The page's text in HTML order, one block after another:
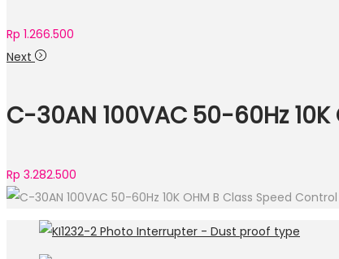
Rp 1.266.500
Next
C-30AN 100VAC 50-60Hz
Rp 3.282.500